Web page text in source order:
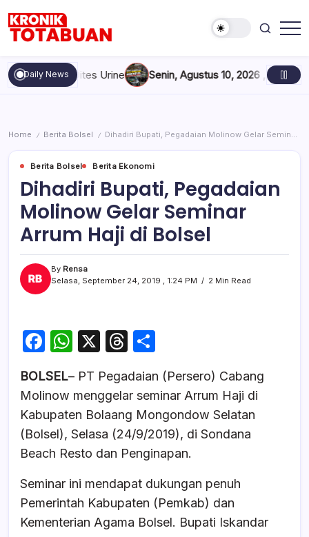
content
Totabuan
hari
ini
Kronik
Daily News
DPRD Dites Urine Senin, Agustus 10, 2026 , 5:10 PM
Home / Berita Bolsel / Dihadiri Bupati, Pegadaian Molinow Gelar Seminar Arrum Haji di Bolsel
Berita Bolsel Berita Ekonomi
Dihadiri Bupati, Pegadaian
Molinow Gelar Seminar
Arrum Haji di Bolsel
By Rensa
Selasa, September 24, 2019 , 1:24 PM
2 Min Read
F
c
e
b
o
o
k
W
at
s
A
p
p
X
T
e
a
d
s
h
ar
e
BOLSEL– PT Pegadaian (Persero) Cabang
Molinow menggelar seminar Arrum Haji di
Kabupaten Bolaang Mongondow Selatan
(Bolsel), Selasa (24/9/2019), di Sondana
Beach Resto dan Penginapan.
Seminar ini mendapat dukungan penuh
Pemerintah Kabupaten (Pemkab) dan
Kementerian Agama Bolsel. Bupati Iskandar